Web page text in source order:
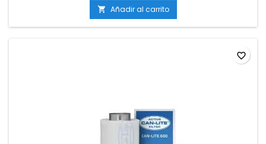
 Añadir al carrito
favorite_border